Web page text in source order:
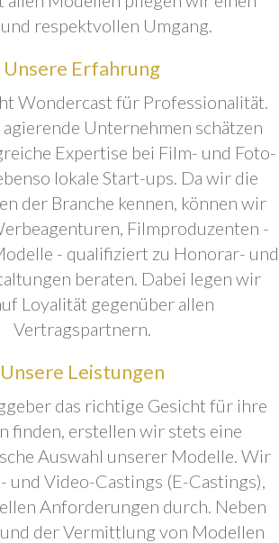
respektvollen Umgang.
Unsere Erfahrung
Wondercast für Professionalität.
Unternehmen schätzen
Expertise bei Film- und Foto-
lokale Start-ups. Da wir die
der Branche kennen, können wir
Filmproduzenten -
- qualifiziert zu Honorar- und
beraten. Dabei legen wir
Loyalität gegenüber allen
Vertragspartnern.
Unsere Leistungen
das richtige Gesicht für ihre
finden, erstellen wir stets eine
Auswahl unserer Modelle. Wir
und Video-Castings (E-Castings),
Anforderungen durch. Neben
der Vermittlung von Modellen